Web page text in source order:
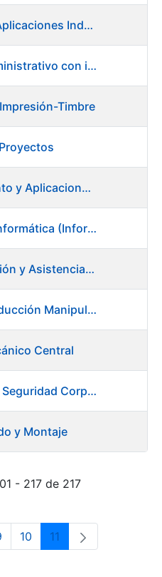
OE 03/20 - Analista de Aplicaciones Industriales
OE 15/19 - Oficial 1ª Administrativo con inglés y francés
Timbre
Técnico de Mantenimiento y Aplicaciones Industriales - Centro de trabajo de Burgos
OE 09/19 - Analista de Informática (Informática)
Director/a de Coordinación y Asistencia Técnica a la Presidencia -Dirección General
OE 11/21 Revisor de Producción Manipulado Timbre
Central
FC 01/22 - Director/a de Seguridad Corporativa
y Montaje
- 217 de 217
intermedias Use TAB para
Página
10 Página
11